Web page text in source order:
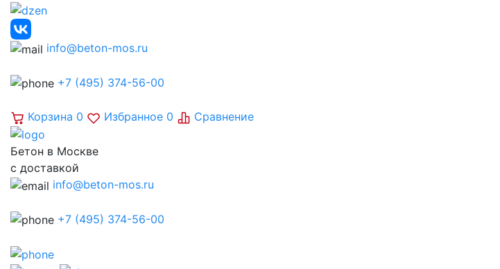
info@beton-mos.ru
+7 (495) 374-56-00
Корзина 0 Избранное 0 Сравнение
Бетон в Москве
с доставкой
info@beton-mos.ru
+7 (495) 374-56-00